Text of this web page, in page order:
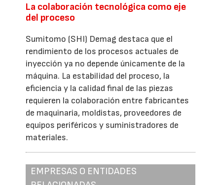
La colaboración tecnológica como eje
del proceso
Sumitomo (SHI) Demag destaca que el
rendimiento de los procesos actuales de
inyección ya no depende únicamente de la
máquina. La estabilidad del proceso, la
eficiencia y la calidad final de las piezas
requieren la colaboración entre fabricantes
de maquinaria, moldistas, proveedores de
equipos periféricos y suministradores de
materiales.
EMPRESAS O ENTIDADES